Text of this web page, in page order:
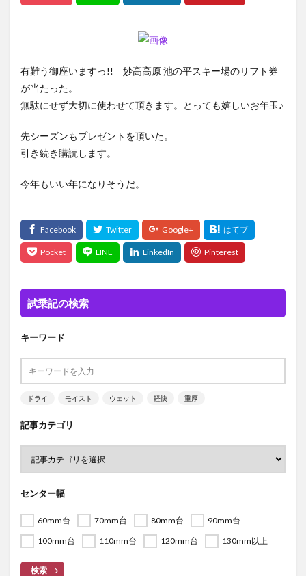
有難う御座いますっ!! 妙高高原 池の平スキー場のリフト券
が当たった。
無駄にせず大切に使わせて頂きます。とっても嬉しいお年玉♪
先シーズンもプレゼントを頂いた。
引き続き購読します。
今年もいい年になりそうだ。
試乗記の検索
キーワード
ドライ モイスト ウェット 軽快 重厚
記事カテゴリ
センター幅
60mm台 70mm台 80mm台
90mm台
100mm台
110mm台 120mm台 130mm以上
検索